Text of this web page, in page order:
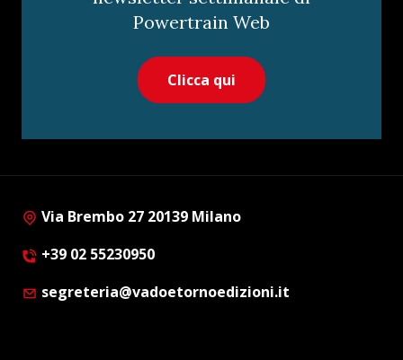
Powertrain Web
Clicca qui
Via Brembo 27 20139 Milano
+39 02 55230950
segreteria@vadoetornoedizioni.it